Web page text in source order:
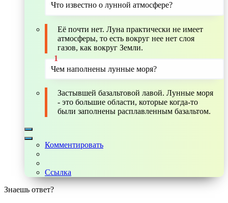
Что известно о лунной атмосфере?
Её почти нет. Луна практически не имеет
атмосферы, то есть вокруг нее нет слоя
газов, как вокруг Земли.
Чем наполнены лунные моря?
Застывшей базальтовой лавой. Лунные моря
- это большие области, которые когда-то
были заполнены расплавленным базальтом.
Комментировать
Ссылка
Знаешь ответ?